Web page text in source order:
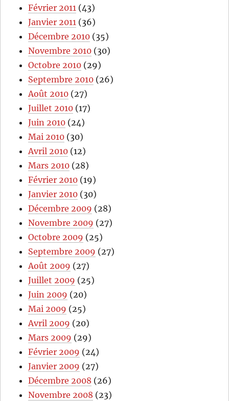
Février 2011 (43)
Janvier 2011 (36)
Décembre 2010 (35)
Novembre 2010 (30)
Octobre 2010 (29)
Septembre 2010 (26)
Août 2010 (27)
Juillet 2010 (17)
Juin 2010 (24)
Mai 2010 (30)
Avril 2010 (12)
Mars 2010 (28)
Février 2010 (19)
Janvier 2010 (30)
Décembre 2009 (28)
Novembre 2009 (27)
Octobre 2009 (25)
Septembre 2009 (27)
Août 2009 (27)
Juillet 2009 (25)
Juin 2009 (20)
Mai 2009 (25)
Avril 2009 (20)
Mars 2009 (29)
Février 2009 (24)
Janvier 2009 (27)
Décembre 2008 (26)
Novembre 2008 (23)